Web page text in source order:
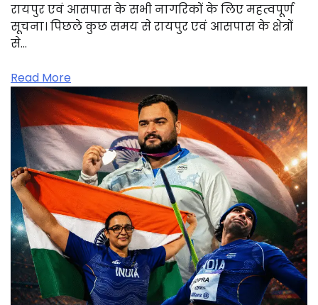
रायपुर एवं आसपास के सभी नागरिकों के लिए महत्वपूर्ण
सूचना। पिछले कुछ समय से रायपुर एवं आसपास के क्षेत्रों
से…
Read More